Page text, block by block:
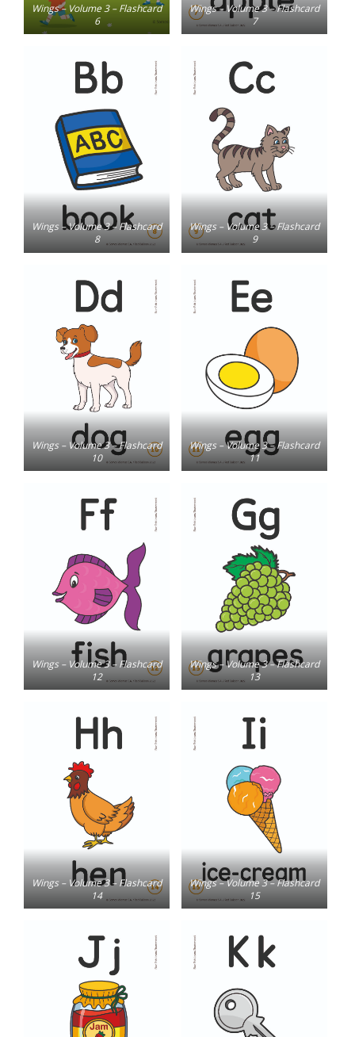
Wings – Volume 3 – Flashcard
6
Wings – Volume 3 – Flashcard
7
Wings – Volume 3 – Flashcard
8
Wings – Volume 3 – Flashcard
9
Wings – Volume 3 – Flashcard
10
Wings – Volume 3 – Flashcard
11
Wings – Volume 3 – Flashcard
12
Wings – Volume 3 – Flashcard
13
Wings – Volume 3 – Flashcard
14
Wings – Volume 3 – Flashcard
15